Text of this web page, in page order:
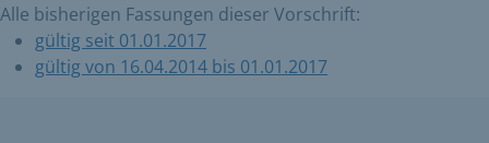
Alle bisherigen Fassungen dieser Vorschrift:
gültig seit 01.01.2017
gültig von 16.04.2014 bis 01.01.2017